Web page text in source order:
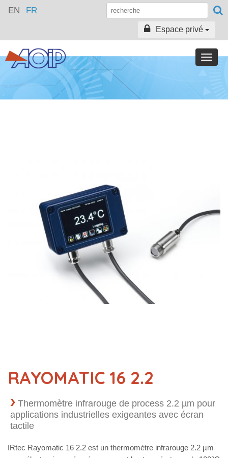
EN FR
Espace privé
Toggle
RAYOMATIC 16 2.2
Thermomètre infrarouge de process 2.2 µm pour
applications industrielles exigeantes avec écran
tactile
IRtec Rayomatic 16 2.2 est un thermomètre infrarouge 2.2 µm